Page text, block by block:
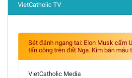
VietCatholic TV
Sét đánh ngang tai: Elon Musk cấm
tấn công trên đất Nga. Kim bán máu
VietCatholic Media